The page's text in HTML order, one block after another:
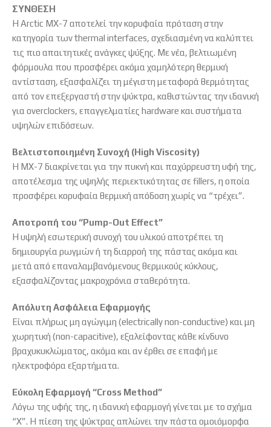
ΣΥΝΘΕΣΗ
Η Arctic MX-7 αποτελεί την κορυφαία πρόταση στην
κατηγορία των thermal interfaces, σχεδιασμένη να καλύπτει
τις πιο απαιτητικές ανάγκες ψύξης. Με νέα, βελτιωμένη
φόρμουλα που προσφέρει ακόμα χαμηλότερη θερμική
αντίσταση, εξασφαλίζει τη μέγιστη μεταφορά θερμότητας
από τον επεξεργαστή στην ψύκτρα, καθιστώντας την ιδανική
για overclockers, επαγγελματίες hardware και συστήματα
υψηλών επιδόσεων.
Βελτιστοποιημένη Συνοχή (High Viscosity)
Η MX-7 διακρίνεται για την πυκνή και παχύρρευστη υφή της,
αποτέλεσμα της υψηλής περιεκτικότητας σε fillers, η οποία
προσφέρει κορυφαία θερμική απόδοση χωρίς να “τρέχει”.
Αποτροπή του “Pump-Out Effect”
Η υψηλή εσωτερική συνοχή του υλικού αποτρέπει τη
δημιουργία ρωγμών ή τη διαρροή της πάστας ακόμα και
μετά από επαναλαμβανόμενους θερμικούς κύκλους,
εξασφαλίζοντας μακροχρόνια σταθερότητα.
Απόλυτη Ασφάλεια Εφαρμογής
Είναι πλήρως μη αγώγιμη (electrically non-conductive) και μη
χωρητική (non-capacitive), εξαλείφοντας κάθε κίνδυνο
βραχυκυκλώματος, ακόμα και αν έρθει σε επαφή με
ηλεκτροφόρα εξαρτήματα.
Εύκολη Εφαρμογή “Cross Method”
Λόγω της υφής της, η ιδανική εφαρμογή γίνεται με το σχήμα
“X”. Η πίεση της ψύκτρας απλώνει την πάστα ομοιόμορφα